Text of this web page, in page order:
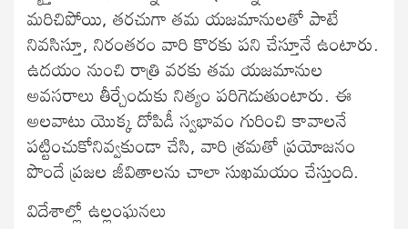
మరిచిపోయి, తరచుగా తమ యజమానులతో పాటే
నివసిస్తూ, నిరంతరం వారి కొరకు పని చేస్తూనే ఉంటారు.
ఉదయం నుంచి రాత్రి వరకు తమ యజమానుల
అవసరాలు తీర్చేందుకు నిత్యం పరిగెడుతుంటారు. ఈ
అలవాటు యొక్క దోపిడీ స్వభావం గురించి కావాలనే
పట్టించుకోనివ్వకుండా చేసి, వారి శ్రమతో ప్రయోజనం
పొందే ప్రజల జీవితాలను చాలా సుఖమయం చేస్తుంది.
విదేశాల్లో ఉల్లంఘనలు